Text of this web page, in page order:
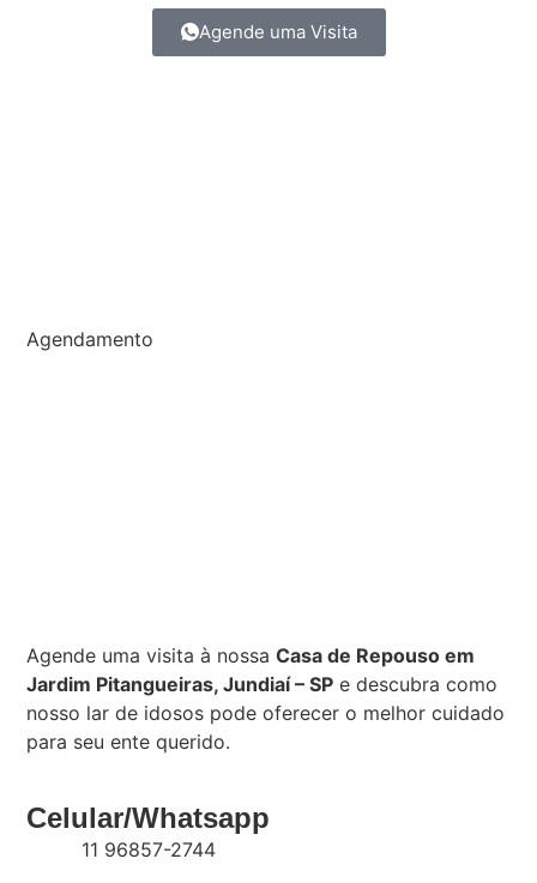
Agende uma Visita
Agendamento
Agende uma visita à nossaCasa de Repouso em
Jardim Pitangueiras, Jundiaí – SP e descubra como
nosso lar de idosos pode oferecer o melhor cuidado
para seu ente querido.
Celular/Whatsapp
11 96857-2744